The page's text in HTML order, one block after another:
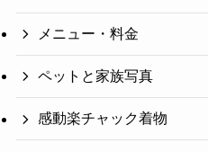
メニュー・料金
ペットと家族写真
感動楽チャック着物